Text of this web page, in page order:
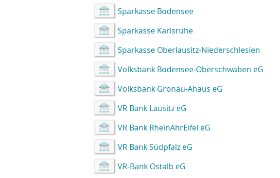
Sparkasse Bodensee
Sparkasse Karlsruhe
Sparkasse Oberlausitz-Niederschlesien
Volksbank Bodensee-Oberschwaben eG
Volksbank Gronau-Ahaus eG
VR Bank Lausitz eG
VR Bank RheinAhrEifel eG
VR Bank Südpfalz eG
VR-Bank Ostalb eG